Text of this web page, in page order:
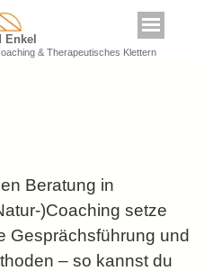
& Therapeutisches Klettern
Enkel
Beratung in
)Coaching setze
Gesprächsführung und
– so kannst du